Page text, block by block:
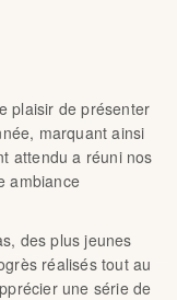
plaisir de présenter
marquant ainsi
attendu a réuni nos
ambiance
des plus jeunes
réalisés tout au
une série de